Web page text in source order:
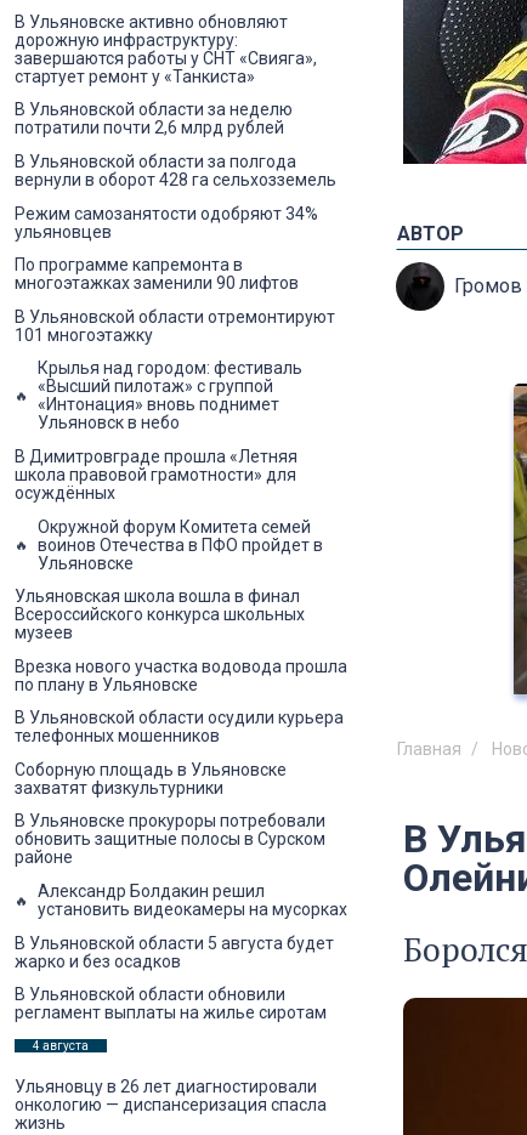
АВТОР
Громов
Главная
В
В Ульяновске активно обновляют
дорожную инфраструктуру:
завершаются работы у СНТ «Свияга»,
стартует ремонт у «Танкиста»
В Ульяновской области за неделю
потратили почти 2,6 млрд рублей
В Ульяновской области за полгода
вернули в оборот 428 га сельхозземель
Режим самозанятости одобряют 34%
ульяновцев
По программе капремонта в
многоэтажках заменили 90 лифтов
В Ульяновской области отремонтируют
101 многоэтажку
Крылья над городом: фестиваль
«Высший пилотаж» с группой
«Интонация» вновь поднимет
Ульяновск в небо
В Димитровграде прошла «Летняя
школа правовой грамотности» для
осуждённых
Окружной форум Комитета семей
воинов Отечества в ПФО пройдет в
Ульяновске
Ульяновская школа вошла в финал
Всероссийского конкурса школьных
музеев
Врезка нового участка водовода прошла
по плану в Ульяновске
В Ульяновской области осудили курьера
телефонных мошенников
Соборную площадь в Ульяновске
захватят физкультурники
В Ульяновске прокуроры потребовали
обновить защитные полосы в Сурском
районе
Александр Болдакин решил
установить видеокамеры на мусорках
В Ульяновской области 5 августа будет
жарко и без осадков
В Ульяновской области обновили
регламент выплаты на жилье сиротам
4 августа
Ульяновцу в 26 лет диагностировали
онкологию — диспансеризация спасла
жизнь